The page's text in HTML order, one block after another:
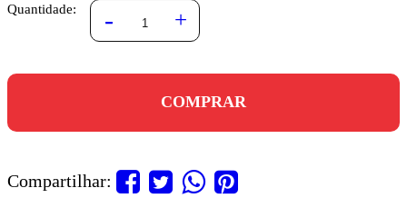
Quantidade: - +
COMPRAR
Compartilhar: